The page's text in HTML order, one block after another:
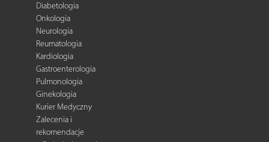
Diabetologia
Onkologia
Neurologia
Reumatologia
Kardiologia
Gastroenterologia
Pulmonologia
Ginekologia
Kurier Medyczny
Zalecenia i
rekomendacje